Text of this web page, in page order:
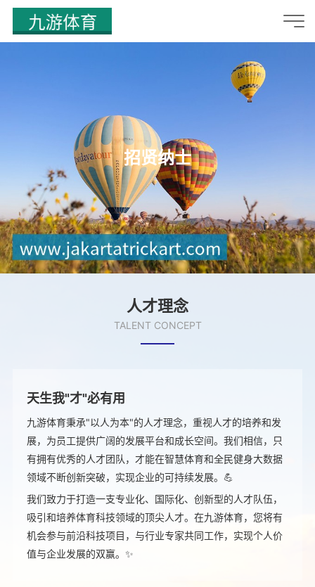
招贤纳士
人才理念
TALENT CONCEPT
天生我"才"必有用
九游体育秉承"以人为本"的人才理念，重视人才的培养和发
展，为员工提供广阔的发展平台和成长空间。我们相信，只
有拥有优秀的人才团队，才能在智慧体育和全民健身大数据
领域不断创新突破，实现企业的可持续发展。💪
我们致力于打造一支专业化、国际化、创新型的人才队伍，
吸引和培养体育科技领域的顶尖人才。在九游体育，您将有
机会参与前沿科技项目，与行业专家共同工作，实现个人价
值与企业发展的双赢。✨